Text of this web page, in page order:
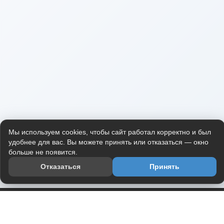
Мы используем cookies, чтобы сайт работал корректно и был
удобнее для вас. Вы можете принять или отказаться — окно
больше не появится.
Отказаться
Принять